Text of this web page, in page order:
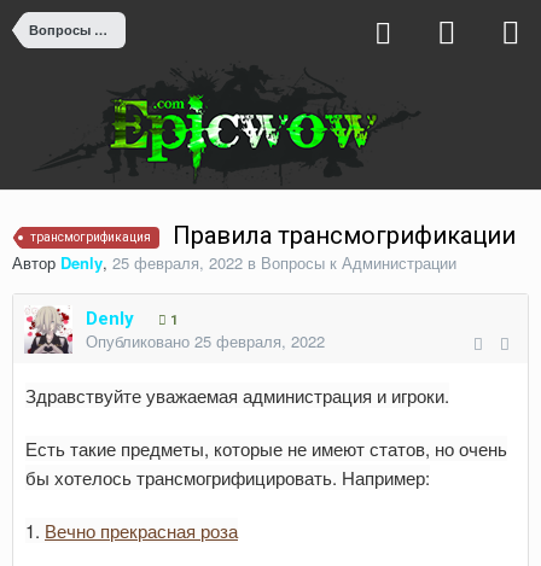
Вопросы к Администрации
трансмогрификация Правила трансмогрификации
Автор Denly, 25 февраля, 2022 в Вопросы к Администрации
Denly 1
Опубликовано 25 февраля, 2022
Здравствуйте уважаемая администрация и игроки.
Есть такие предметы, которые не имеют статов, но очень
бы хотелось трансмогрифицировать. Например:
1. Вечно прекрасная роза